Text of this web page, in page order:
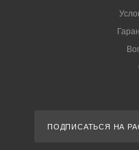
ПОДПИСАТЬСЯ НА